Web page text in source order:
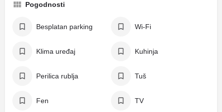
Pogodnosti
Besplatan parking Wi-Fi
Klima uređaj Kuhinja
Perilica rublja Tuš
Fen TV